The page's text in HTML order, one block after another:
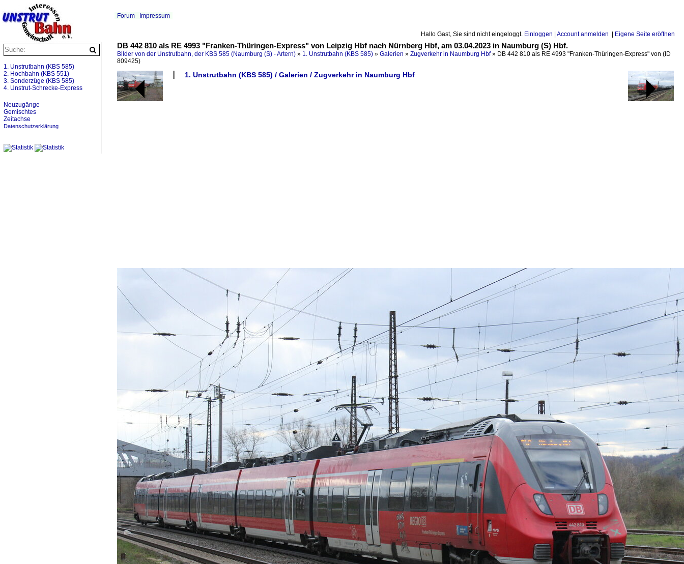
Hallo Gast, Sie sind nicht eingeloggt. Einloggen Account anmelden Eigene Seite eröffnen
Forum Impressum
DB 442 810 als RE 4993 "Franken-Thüringen-Express" von Leipzig Hbf nach Nürnberg Hbf, am 03.04.2023 in Naumburg (S) Hbf.
Bilder von der Unstrutbahn, der KBS 585 (Naumburg (S) - Artern) » 1. Unstrutbahn (KBS 585) » Galerien » Zugverkehr in Naumburg Hbf» DB 442 810 als RE 4993 "Franken-Thüringen-Express" von (ID
809425)
1. Unstrutbahn (KBS 585) / Galerien / Zugverkehr in Naumburg Hbf
1. Unstrutbahn (KBS 585)
2. Hochbahn (KBS 551)
3. Sonderzüge (KBS 585)
4. Unstrut-Schrecke-Express
Neuzugänge
Gemischtes
Zeitachse
Datenschutzerklärung